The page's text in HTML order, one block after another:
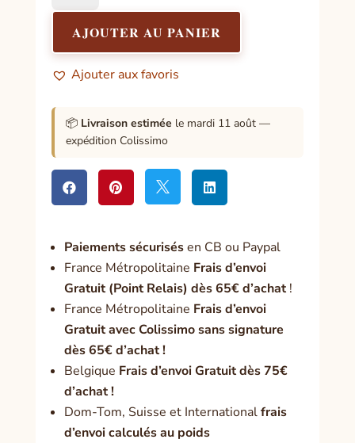
Encens
Saint
Michel
rouge
AJOUTER AU PANIER
Ajouter aux favoris
📦 Livraison estimée le mardi 11 août —
expédition Colissimo
   
Paiements sécurisésen CB ou Paypal
France Métropolitaine Frais d’envoi
Gratuit (Point Relais) dès 65€ d’achat!
France Métropolitaine Frais d’envoi
Gratuit avec Colissimo sans signature
dès 65€ d’achat !
Belgique Frais d’envoi Gratuit dès 75€
d’achat !
Dom-Tom, Suisse et Internationalfrais
d’envoi calculés au poids